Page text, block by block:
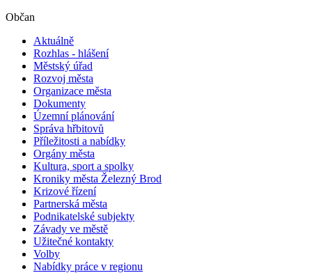
Občan
Aktuálně
Rozhlas - hlášení
Městský úřad
Rozvoj města
Organizace města
Dokumenty
Územní plánování
Správa hřbitovů
Příležitosti a nabídky
Orgány města
Kultura, sport a spolky
Kroniky města Železný Brod
Krizové řízení
Partnerská města
Podnikatelské subjekty
Závady ve městě
Užitečné kontakty
Volby
Nabídky práce v regionu